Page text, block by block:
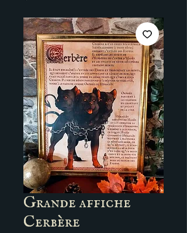
Grande affiche
Cerbère